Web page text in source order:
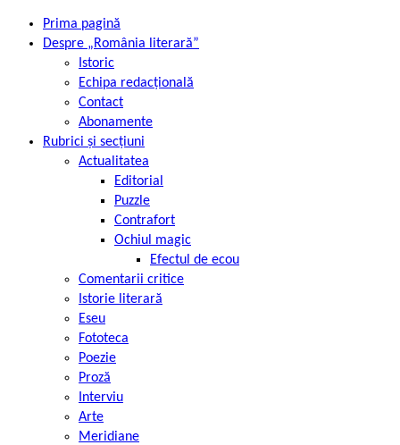
Prima pagină
Despre „România literară”
Istoric
Echipa redacțională
Contact
Abonamente
Rubrici și secțiuni
Actualitatea
Editorial
Puzzle
Contrafort
Ochiul magic
Efectul de ecou
Comentarii critice
Istorie literară
Eseu
Fototeca
Poezie
Proză
Interviu
Arte
Meridiane